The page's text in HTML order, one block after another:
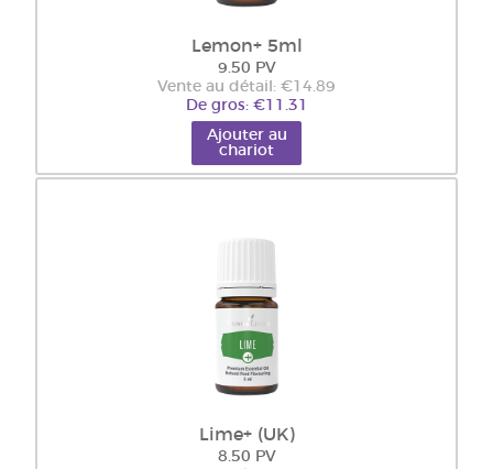
Lemon+ 5ml
9.50 PV
Vente au détail: €14.89
De gros: €11.31
Ajouter au
chariot
Lime+ (UK)
8.50 PV